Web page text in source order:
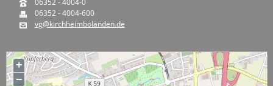
06352 - 4004-600
vg@kirchheimbolanden.de
+
−